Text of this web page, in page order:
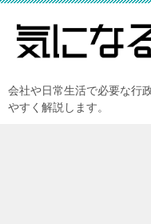
会社や日常生活で必要な行
やすく解説します。